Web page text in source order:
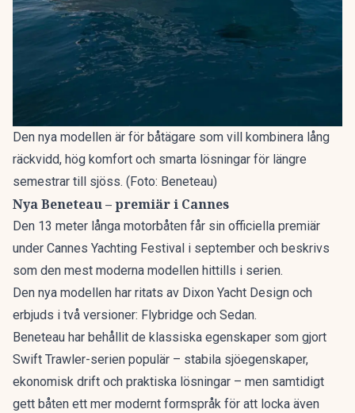
Den nya modellen är för båtägare som vill kombinera lång
räckvidd, hög komfort och smarta lösningar för längre
semestrar till sjöss. (Foto: Beneteau)
Nya Beneteau – premiär i Cannes
Den 13 meter långa motorbåten får sin officiella premiär
under Cannes Yachting Festival i september och beskrivs
som den mest moderna modellen hittills i serien.
Den nya modellen har ritats av Dixon Yacht Design och
erbjuds i två versioner: Flybridge och Sedan.
Beneteau har behållit de klassiska egenskaper som gjort
Swift Trawler-serien populär – stabila sjöegenskaper,
ekonomisk drift och praktiska lösningar – men samtidigt
gett båten ett mer modernt formspråk för att locka även